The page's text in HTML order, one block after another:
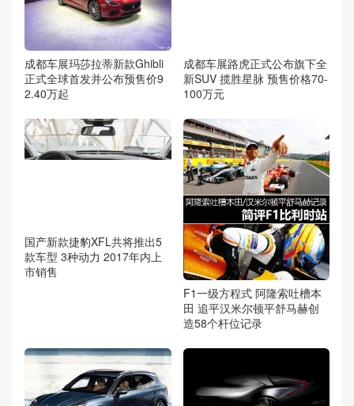
成都车展玛莎拉蒂新款Ghibli
正式全球首发并公布预售价9
2.40万起
成都车展路虎正式公布旗下全
新SUV 揽胜星脉 预售价格70-
100万元
国产新款捷豹XFL共将推出5
款车型 3种动力 2017年内上
市销售
F1一级方程式 阿隆索吐槽本
田 追平汉米尔顿平舒马赫创
造58个杆位记录